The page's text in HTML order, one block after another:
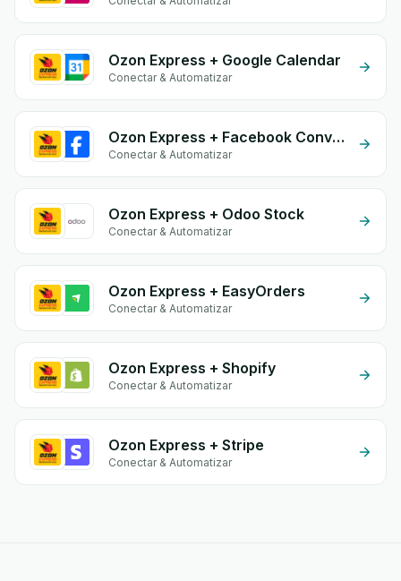
Ozon Express + Google Calendar
Conectar & Automatizar
Ozon Express + Facebook Conversion API (CAPI)
Conectar & Automatizar
Ozon Express + Odoo Stock
Conectar & Automatizar
Ozon Express + EasyOrders
Conectar & Automatizar
Ozon Express + Shopify
Conectar & Automatizar
Ozon Express + Stripe
Conectar & Automatizar